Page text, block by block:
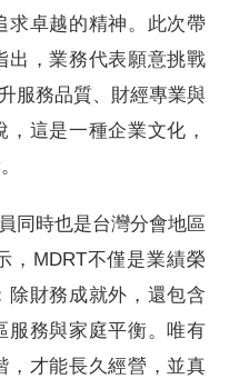
求卓越的精神。此次帶
出，業務代表願意挑戰
服務品質、財經專業與
這是一種企業文化，
同時也是台灣分會地區
，MDRT不僅是業績榮
除財務成就外，還包含
服務與家庭平衡。唯有
，才能長久經營，並真